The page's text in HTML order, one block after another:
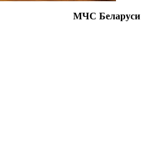
МЧС Беларуси